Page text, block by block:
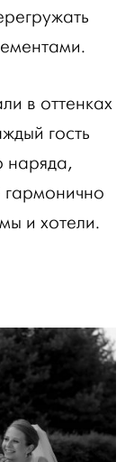
в оттенках
гость
наряда,
гармонично
и хотели.